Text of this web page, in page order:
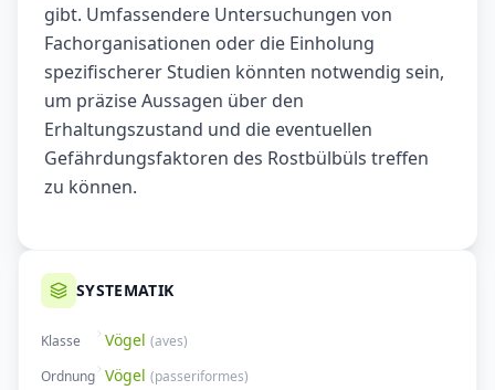
gibt. Umfassendere Untersuchungen von
Fachorganisationen oder die Einholung
spezifischerer Studien könnten notwendig sein,
um präzise Aussagen über den
Erhaltungszustand und die eventuellen
Gefährdungsfaktoren des Rostbülbüls treffen
zu können.
SYSTEMATIK
Klasse Vögel (aves)
Ordnung Vögel (passeriformes)